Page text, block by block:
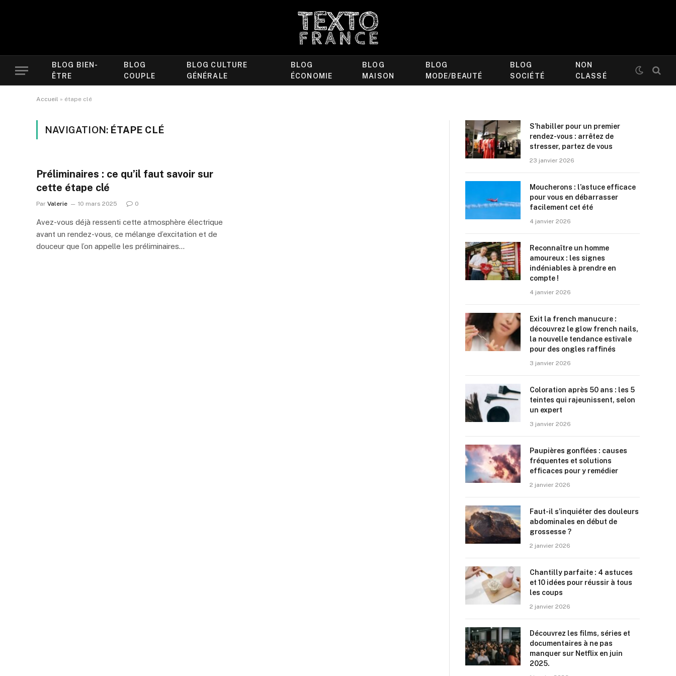
BLOG BIEN-
ÊTRE
BLOG
COUPLE
BLOG CULTURE
GÉNÉRALE
BLOG
ÉCONOMIE
BLOG
MAISON
BLOG
MODE/BEAUTÉ
BLOG
SOCIÉTÉ
NON
CLASSÉ
Accueil » étape clé
NAVIGATION: ÉTAPE CLÉ
Préliminaires : ce qu’il faut savoir sur
cette étape clé
Par Valerie 10 mars 2025 0
Avez-vous déjà ressenti cette atmosphère électrique
avant un rendez-vous, ce mélange d’excitation et de
douceur que l’on appelle les préliminaires…
S’habiller pour un premier
rendez-vous : arrêtez de
stresser, partez de vous
23 janvier 2026
Moucherons : l’astuce efficace
pour vous en débarrasser
facilement cet été
4 janvier 2026
Reconnaître un homme
amoureux : les signes
indéniables à prendre en
compte !
4 janvier 2026
Exit la french manucure :
découvrez le glow french nails,
la nouvelle tendance estivale
pour des ongles raffinés
3 janvier 2026
Coloration après 50 ans : les 5
teintes qui rajeunissent, selon
un expert
3 janvier 2026
Paupières gonflées : causes
fréquentes et solutions
efficaces pour y remédier
2 janvier 2026
Faut-il s’inquiéter des douleurs
abdominales en début de
grossesse ?
2 janvier 2026
Chantilly parfaite : 4 astuces
et 10 idées pour réussir à tous
les coups
2 janvier 2026
Découvrez les films, séries et
documentaires à ne pas
manquer sur Netflix en juin
2025.